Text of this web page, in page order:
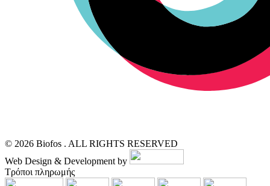
© 2026 Biofos . ALL RIGHTS RESERVED
Web Design & Development by
Τρόποι πληρωμής